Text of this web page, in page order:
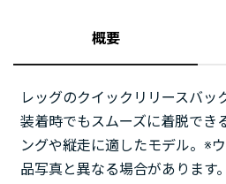
概要
レッグのクイックリリースバッ
装着時でもスムーズに着脱でき
ングや縦走に適したモデル。※
品写真と異なる場合があります